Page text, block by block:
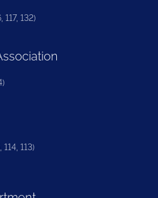
117, 132)
113)